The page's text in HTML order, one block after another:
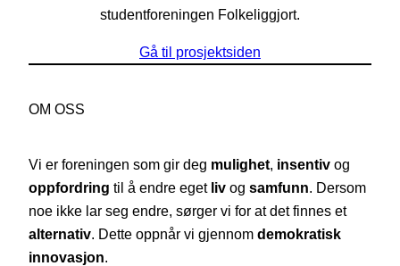
studentforeningen Folkeliggjort.
Gå til prosjektsiden
OM OSS
Vi er foreningen som gir deg mulighet, insentiv og
oppfordring til å endre eget liv og samfunn. Dersom
noe ikke lar seg endre, sørger vi for at det finnes et
alternativ. Dette oppnår vi gjennom demokratisk
innovasjon.